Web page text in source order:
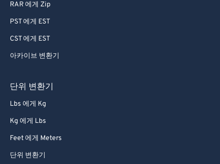
RAR 에게 Zip
PST 에게 EST
CST 에게 EST
아카이브 변환기
단위 변환기
Lbs 에게 Kg
Kg 에게 Lbs
Feet 에게 Meters
단위 변환기